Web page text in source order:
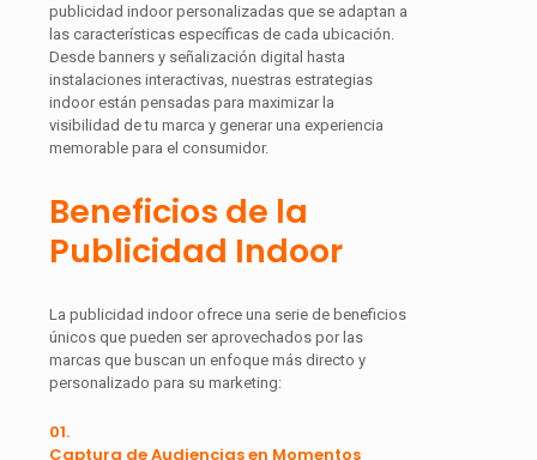
publicidad indoor personalizadas que se adaptan a
las características específicas de cada ubicación.
Desde banners y señalización digital hasta
instalaciones interactivas, nuestras estrategias
indoor están pensadas para maximizar la
visibilidad de tu marca y generar una experiencia
memorable para el consumidor.
Beneficios de la
Publicidad Indoor
La publicidad indoor ofrece una serie de beneficios
únicos que pueden ser aprovechados por las
marcas que buscan un enfoque más directo y
personalizado para su marketing:
01.
Captura de Audiencias en Momentos